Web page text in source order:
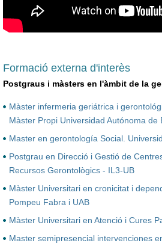
Formació externa d'interès
Postgraus i màsters en l'àmbit de la
Màster infermeria geriátrica i
Màster Propi Universidad Autónoma de
Master en gerontología Social.
Postgrau en Direcció i Gestió de
Recursos Gerontològics - IL3-UB
Màster Universitari en cronicitat i
Pompeu Fabra i UAB
Màster Universitari en Atenció i Cures
Master semipresencial intervenciones